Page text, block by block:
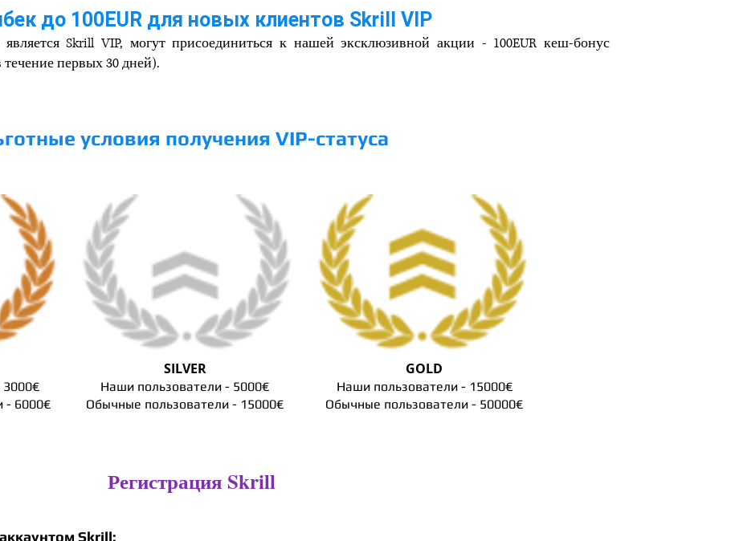
до 100EUR для новых клиентов Skrill VIP
Skrill VIP, могут присоединиться к нашей эксклюзивной акции - 100EUR кеш-бонус
первых 30 дней).
условия получения VIP-статуса
- 6000€
SILVER
Наши пользователи - 5000€
Обычные пользователи - 15000€
GOLD
Наши пользователи - 15000€
Обычные пользователи - 50000€
Регистрация Skrill
Skrill: